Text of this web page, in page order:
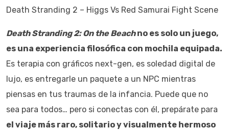
Death Stranding 2 – Higgs Vs Red Samurai Fight Scene
Death Stranding 2: On the Beachno es solo un juego,
es una experiencia filosófica con mochila equipada.
Es terapia con gráficos next-gen, es soledad digital de
lujo, es entregarle un paquete a un NPC mientras
piensas en tus traumas de la infancia. Puede que no
sea para todos… pero si conectas con él, prepárate para
el viaje más raro, solitario y visualmente hermoso